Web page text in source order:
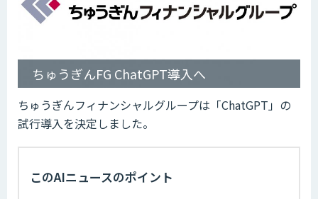
ちゅうぎんFG ChatGPT導入へ
ちゅうぎんフィナンシャルグループは「ChatGPT」の
試行導入を決定しました。
このAIニュースのポイント